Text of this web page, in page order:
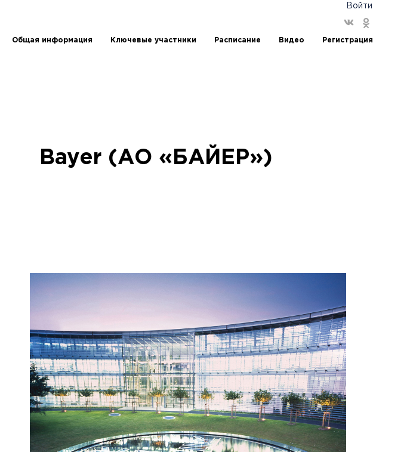
Войти
Общая информация Ключевые участники Расписание Видео Регистрация
Bayer (АO «БАЙЕР»)